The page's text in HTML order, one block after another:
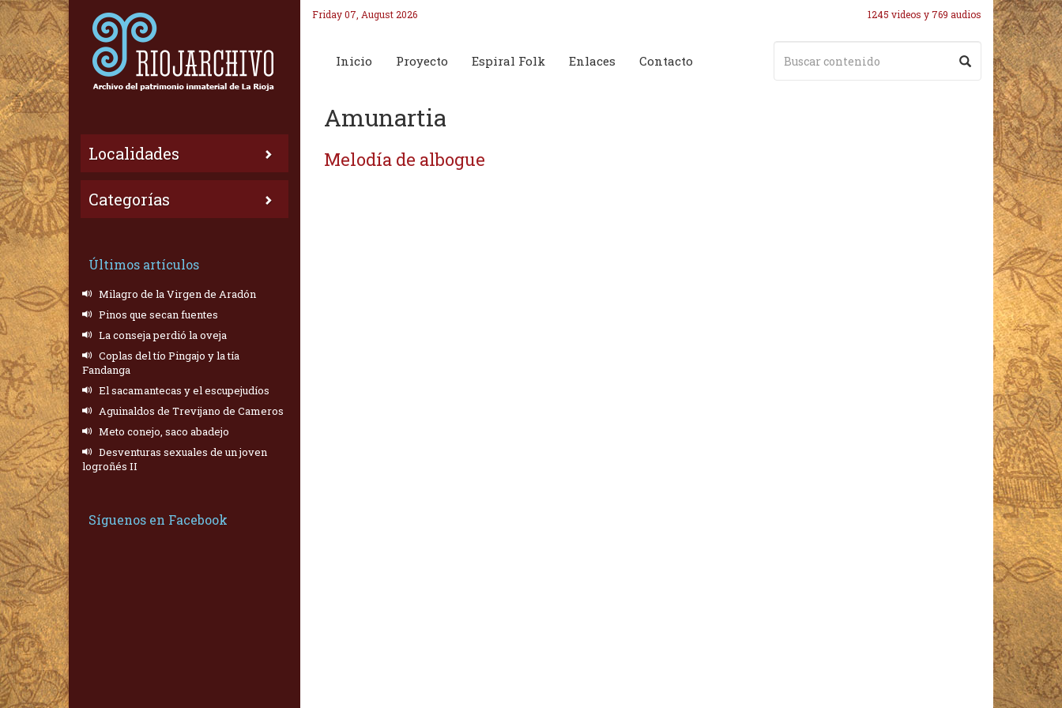
Localidades
Categorías
Últimos artículos
Milagro de la Virgen de Aradón
Pinos que secan fuentes
La conseja perdió la oveja
Coplas del tío Pingajo y la tía
Fandanga
El sacamantecas y el escupejudíos
Aguinaldos de Trevijano de Cameros
Meto conejo, saco abadejo
Desventuras sexuales de un joven
logroñés II
Síguenos en Facebook
Friday 07, August 2026 1245 videos y 769 audios
Inicio Proyecto Espiral Folk Enlaces Contacto
Amunartia
Melodía de albogue